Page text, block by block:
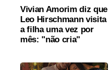
Vivian Amorim diz que
Leo Hirschmann visita
a filha uma vez por
mês: "não cria"